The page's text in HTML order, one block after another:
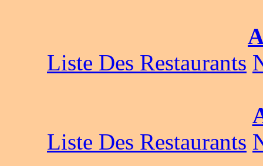
Liste Des Restaurants
Liste Des Restaurants